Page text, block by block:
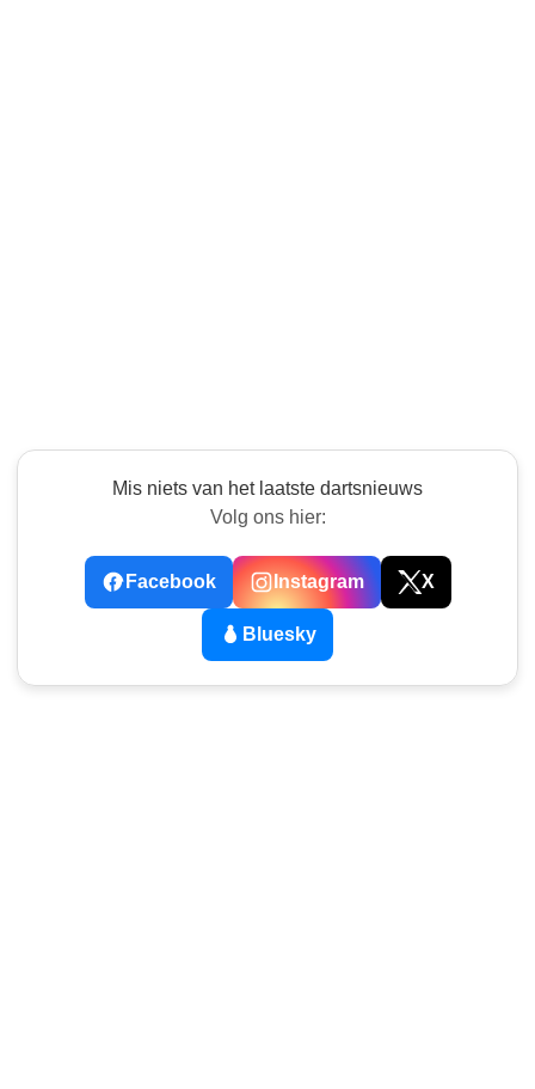
Mis niets van het laatste dartsnieuws
Volg ons hier:
Facebook Instagram X
Bluesky